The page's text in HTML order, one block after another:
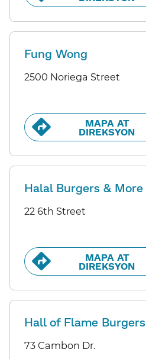
Fung Wong
2500 Noriega Street
MAPA AT
DIREKSYON​​
Halal Burgers & More
22 6th Street
MAPA AT
DIREKSYON​​
Hall of Flame Burgers
73 Cambon Dr.